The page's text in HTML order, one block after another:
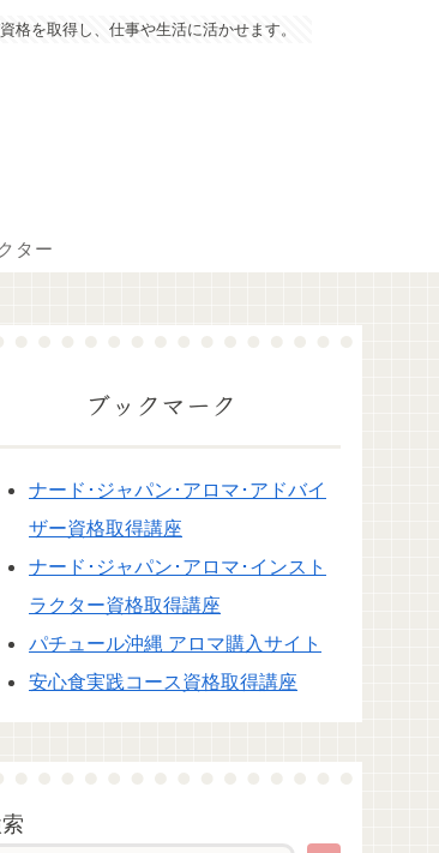
を取得し、仕事や生活に活かせます。
ター
ブックマーク
ナード･ジャパン･アロマ･アドバイ
ザー資格取得講座
ナード･ジャパン･アロマ･インスト
ラクター資格取得講座
パチュール沖縄 アロマ購入サイト
安心食実践コース資格取得講座